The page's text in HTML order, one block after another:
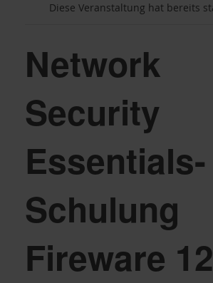
Diese Veranstaltung hat bereits
Network
Security
Essentials-
Schulung
Fireware 12